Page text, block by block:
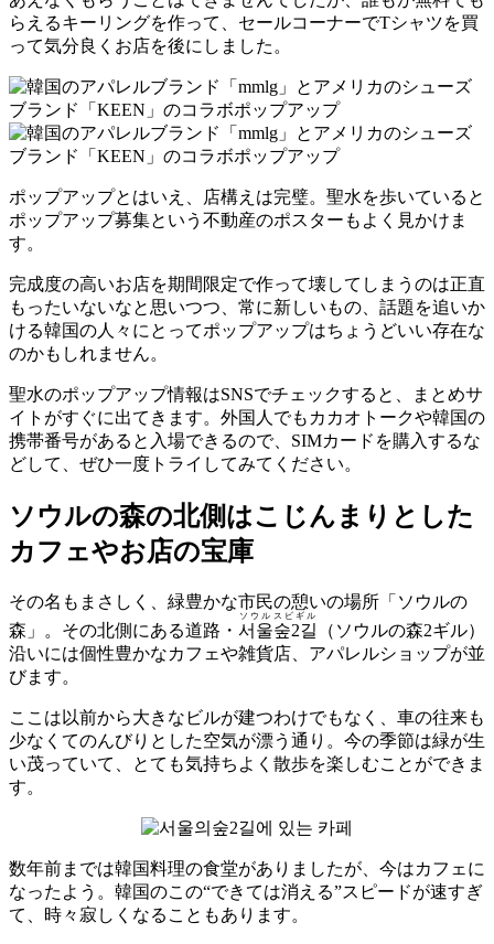
らえるキーリングを作って、セールコーナーでTシャツを買
って気分良くお店を後にしました。
ポップアップとはいえ、店構えは完璧。聖水を歩いていると
ポップアップ募集という不動産のポスターもよく見かけま
す。
完成度の高いお店を期間限定で作って壊してしまうのは正直
もったいないなと思いつつ、常に新しいもの、話題を追いか
ける韓国の人々にとってポップアップはちょうどいい存在な
のかもしれません。
聖水のポップアップ情報はSNSでチェックすると、まとめサ
イトがすぐに出てきます。外国人でもカカオトークや韓国の
携帯番号があると入場できるので、SIMカードを購入するな
どして、ぜひ一度トライしてみてください。
ソウルの森の北側はこじんまりとした
カフェやお店の宝庫
その名もまさしく、緑豊かな市民の憩いの場所「ソウルの
森」。その北側にある道路・ 서울숲2길
ソウルスビギル
（ソウルの森2ギル）
沿いには個性豊かなカフェや雑貨店、アパレルショップが並
びます。
ここは以前から大きなビルが建つわけでもなく、車の往来も
少なくてのんびりとした空気が漂う通り。今の季節は緑が生
い茂っていて、とても気持ちよく散歩を楽しむことができま
す。
数年前までは韓国料理の食堂がありましたが、今はカフェに
なったよう。韓国のこの“できては消える”スピードが速すぎ
て、時々寂しくなることもあります。